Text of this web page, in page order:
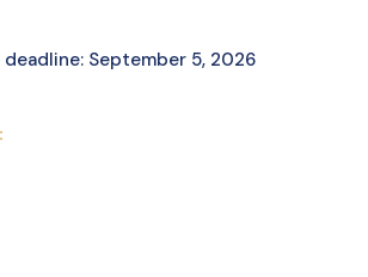
September 5, 2026